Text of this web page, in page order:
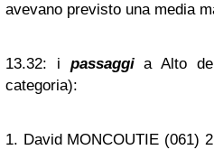
avevano previsto una media
13.32: i passaggi a Alto
categoria):
1. David MONCOUTIE (061)